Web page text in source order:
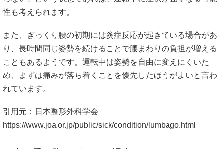
性も考えられます。
また、ぎっくり腰の初期には炎症反応が起きている場合があ
り、長時間同じ姿勢を続けることで腰まわりの負担が増える
こともあるようです。運転中は姿勢を自由に変えにくいた
め、まずは痛みが落ち着くことを優先したほうがよいと言わ
れています。
引用元：日本整形外科学会
https://www.joa.or.jp/public/sick/condition/lumbago.html